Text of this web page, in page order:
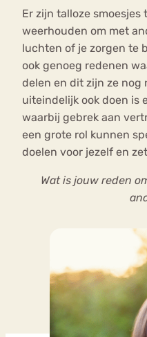
Er zijn talloze
weerhouden om met
luchten of je zorgen te
ook genoeg redenen
delen en dit zijn ze nog
uiteindelijk ook doen is
waarbij gebrek aan
een grote rol kunnen
doelen voor jezelf en
Wat is jouw reden